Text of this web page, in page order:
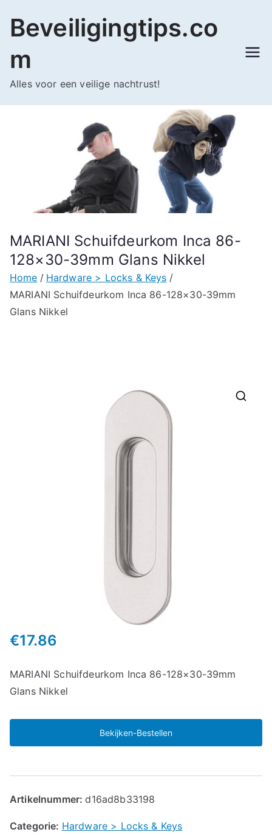
naar
inhoud
Beveiligingtips.co
m
Alles voor een veilige nachtrust!
MARIANI Schuifdeurkom Inca 86-
128×30-39mm Glans Nikkel
Home
Hardware > Locks & Keys
MARIANI Schuifdeurkom Inca 86-128×30-39mm
Glans Nikkel
€17.86
MARIANI Schuifdeurkom Inca 86-128×30-39mm
Glans Nikkel
Bekijken-Bestellen
Artikelnummer:d16ad8b33198
Categorie: Hardware > Locks & Keys